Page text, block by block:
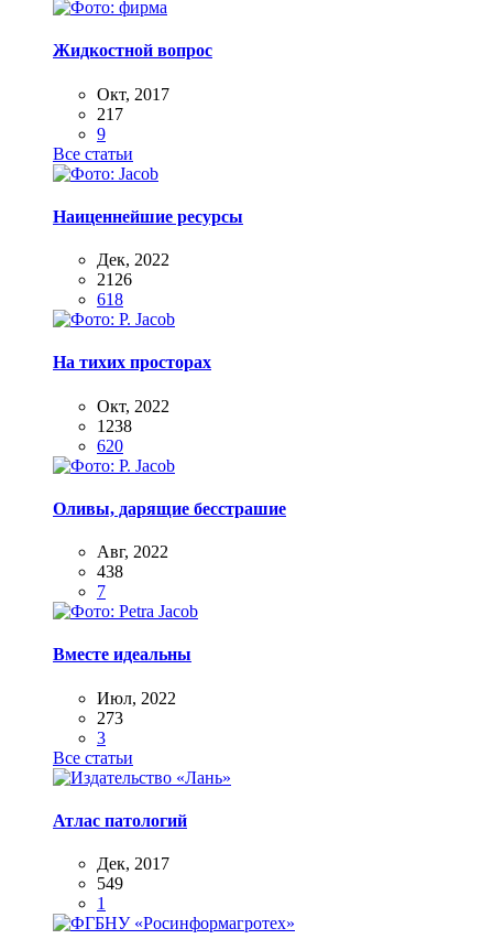
Жидкостной вопрос
Окт, 2017
217
9
Все статьи
Наиценнейшие ресурсы
Дек, 2022
2126
618
На тихих просторах
Окт, 2022
1238
620
Оливы, дарящие бесстрашие
Авг, 2022
438
7
Вместе идеальны
Июл, 2022
273
3
Все статьи
Атлас патологий
Дек, 2017
549
1